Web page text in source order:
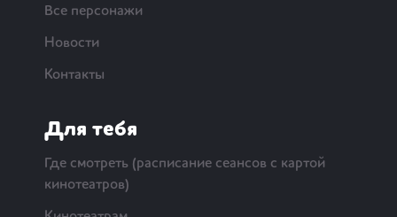
Все персонажи
Новости
Контакты
Для тебя
Где смотреть (расписание сеансов с картой
кинотеатров)